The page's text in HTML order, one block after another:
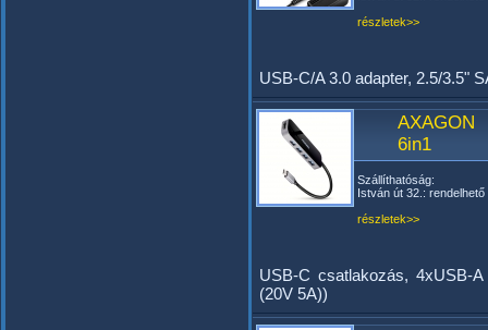
részletek>>
USB-C/A 3.0 adapter, 2.5/3.5"
AXAGON
6in1
Szállíthatóság:
István út 32.: rendelhető
részletek>>
USB-C csatlakozás, 4xUSB-
(20V 5A))